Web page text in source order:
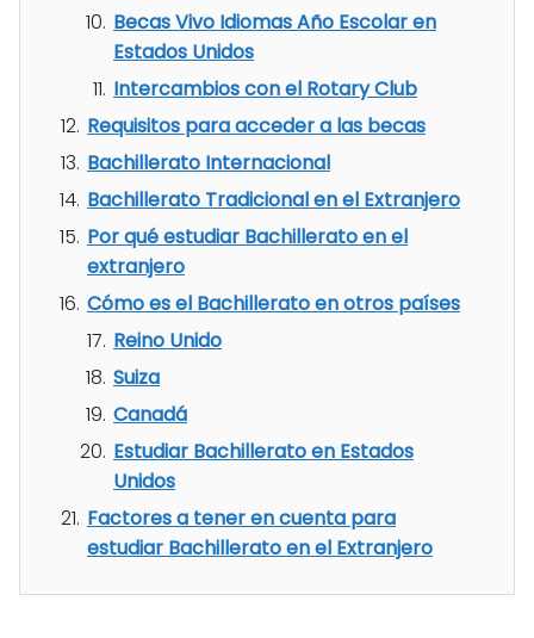
Becas Vivo Idiomas Año Escolar en
Estados Unidos
Intercambios con el Rotary Club
Requisitos para acceder a las becas
Bachillerato Internacional
Bachillerato Tradicional en el Extranjero
Por qué estudiar Bachillerato en el
extranjero
Cómo es el Bachillerato en otros países
Reino Unido
Suiza
Canadá
Estudiar Bachillerato en Estados
Unidos
Factores a tener en cuenta para
estudiar Bachillerato en el Extranjero